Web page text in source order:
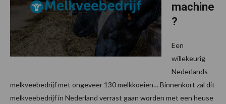
machine
?
Een
willekeurig
Nederlands
melkveebedrijf met ongeveer 130 melkkoeien… Binnenkort zal dit
melkveebedrijf in Nederland verrast gaan worden met een heuse